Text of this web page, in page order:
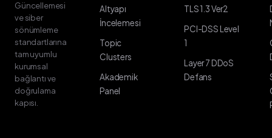
Güncellemesi
ve siber
sönümleme
standartlarına
tam uyumlu
kurumsal
bağlantı ve
doğrulama
kapısı.
Altyapı
İncelemesi
Topic
Clusters
Akademik
Panel
TLS 1.3 Ver2
PCI-DSS Level
1
Layer 7 DDoS
Defans